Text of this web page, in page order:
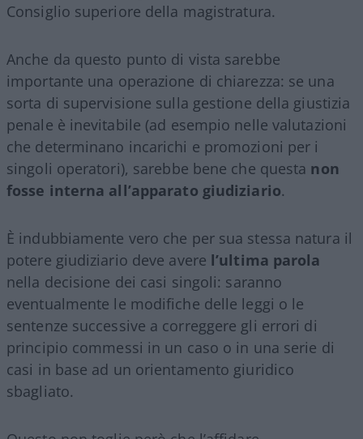
Consiglio superiore della magistratura.
Anche da questo punto di vista sarebbe
importante una operazione di chiarezza: se una
sorta di supervisione sulla gestione della giustizia
penale è inevitabile (ad esempio nelle valutazioni
che determinano incarichi e promozioni per i
singoli operatori), sarebbe bene che questa non
fosse interna all’apparato giudiziario.
È indubbiamente vero che per sua stessa natura il
potere giudiziario deve avere l’ultima parola
nella decisione dei casi singoli: saranno
eventualmente le modifiche delle leggi o le
sentenze successive a correggere gli errori di
principio commessi in un caso o in una serie di
casi in base ad un orientamento giuridico
sbagliato.